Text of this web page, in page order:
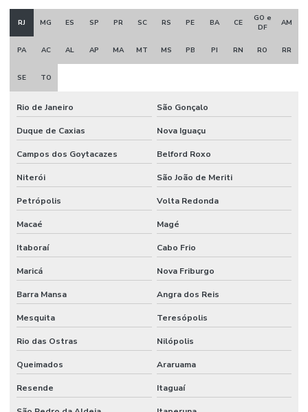
RJ MG ES SP PR SC RS PE BA CE
GO e
DF
AM
PA AC AL AP MA MT MS PB PI RN RO RR
SE TO
Rio de Janeiro São Gonçalo
Duque de Caxias Nova Iguaçu
Campos dos Goytacazes Belford Roxo
Niterói São João de Meriti
Petrópolis Volta Redonda
Macaé Magé
Itaboraí Cabo Frio
Maricá Nova Friburgo
Barra Mansa Angra dos Reis
Mesquita Teresópolis
Rio das Ostras Nilópolis
Queimados Araruama
Resende Itaguaí